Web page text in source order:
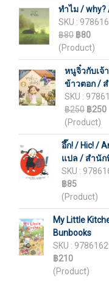
ทำไม / why?
SKU :
฿80 ฿80
(Product)
หนูจิ๋วกับเจ้
ข้าวตอก /
SKU :
฿250 ฿250
(Product)
อึ๊ก! / Hic! /
แปล / สำนัก
SKU :
฿85
(Product)
My Little
Bunbooks
SKU :
฿210
(Product)